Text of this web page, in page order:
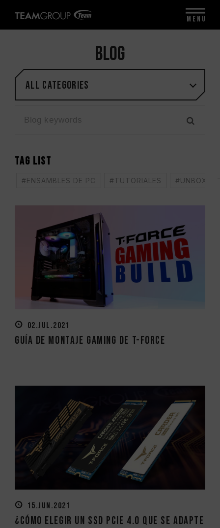
BLOG
All categories
02.JUL.2021
Guía de Montaje Gaming de T-FORCE
15.JUN.2021
¿Cómo elegir un SSD PCIe 4.0 que se adapte
TAG LIST
#ENSAMBLES DE PC #TUTORIALES
MENU